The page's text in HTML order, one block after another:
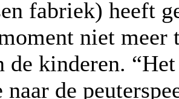
fabriek) heeft
niet
de kinderen.
naar de